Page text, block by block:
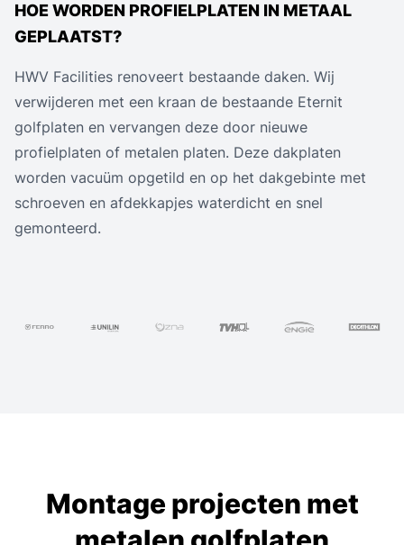
HOE WORDEN PROFIELPLATEN IN METAAL
GEPLAATST?
HWV Facilities renoveert bestaande daken. Wij
verwijderen met een kraan de bestaande Eternit
golfplaten en vervangen deze door nieuwe
profielplaten of metalen platen. Deze dakplaten
worden vacuüm opgetild en op het dakgebinte met
schroeven en afdekkapjes waterdicht en snel
gemonteerd.
Montage projecten met